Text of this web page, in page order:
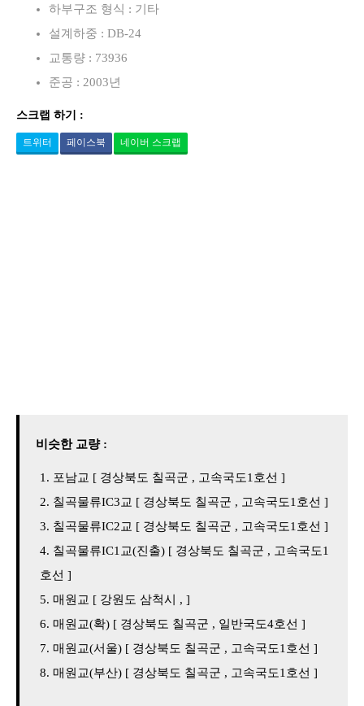
하부구조 형식 : 기타
설계하중 : DB-24
교통량 : 73936
준공 : 2003년
스크랩 하기 :
트위터 페이스북 네이버 스크랩
비슷한 교량 :
포남교 [ 경상북도 칠곡군 , 고속국도1호선 ]
칠곡물류IC3교 [ 경상북도 칠곡군 , 고속국도1호선 ]
칠곡물류IC2교 [ 경상북도 칠곡군 , 고속국도1호선 ]
칠곡물류IC1교(진출) [ 경상북도 칠곡군 , 고속국도1
호선 ]
매원교 [ 강원도 삼척시 , ]
매원교(확) [ 경상북도 칠곡군 , 일반국도4호선 ]
매원교(서울) [ 경상북도 칠곡군 , 고속국도1호선 ]
매원교(부산) [ 경상북도 칠곡군 , 고속국도1호선 ]